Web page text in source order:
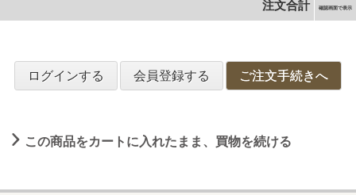
注文合計 確認画面で表示
ログインする 会員登録する ご注文手続きへ
この商品をカートに入れたまま、買物を続ける